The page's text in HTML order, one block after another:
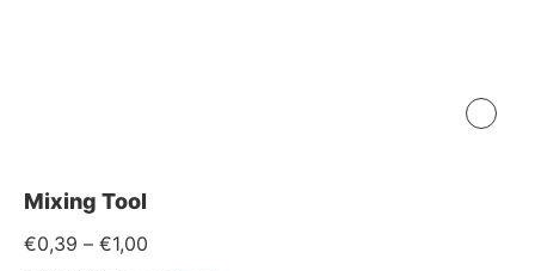
Mixing Tool
€0,39 – €1,00